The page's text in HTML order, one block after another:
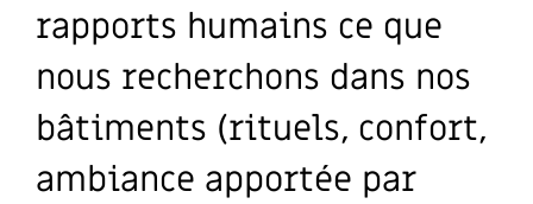
rapports humains ce que
nous recherchons dans nos
bâtiments (rituels, confort,
ambiance apportée par